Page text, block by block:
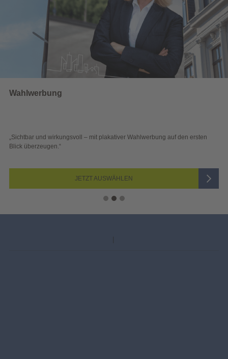
Wahlwerbung
„Sichtbar und wirkungsvoll – mit plakativer Wahlwerbung auf den ersten
Blick überzeugen.“
JETZT AUSWÄHLEN